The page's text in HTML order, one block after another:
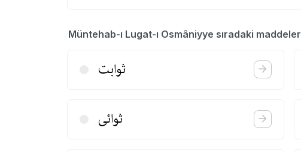
Müntehab-ı Lugat-ı Osmâniyye sıradaki maddeler
ثوابت
ثوائی